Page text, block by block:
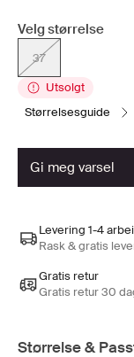
Velg størrelse
37
Utsolgt
størrelsesguide
gi meg varsel
Levering 1-4
Rask & gratis
Gratis retur
Gratis retur 30
Størrelse &